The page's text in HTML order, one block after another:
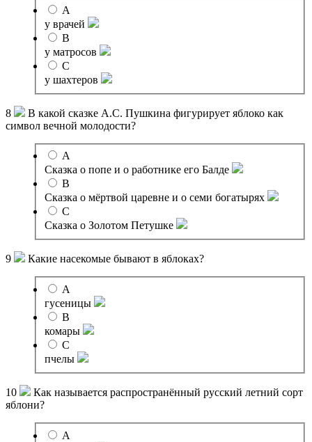
A
у врачей
B
у матросов
C
у шахтеров
8
В какой сказке А.С. Пушкина фигурирует яблоко как
символ вечной молодости?
A
Сказка о попе и о работнике его Балде
B
Сказка о мёртвой царевне и о семи богатырях
C
Сказка о Золотом Петушке
9 Какие насекомые бывают в яблоках?
A
гусеницы
B
комары
C
пчелы
10
Как называется распространённый русский летний сорт
яблони?
A